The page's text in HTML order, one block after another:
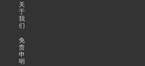
关
于
我
们
免
责
申
明